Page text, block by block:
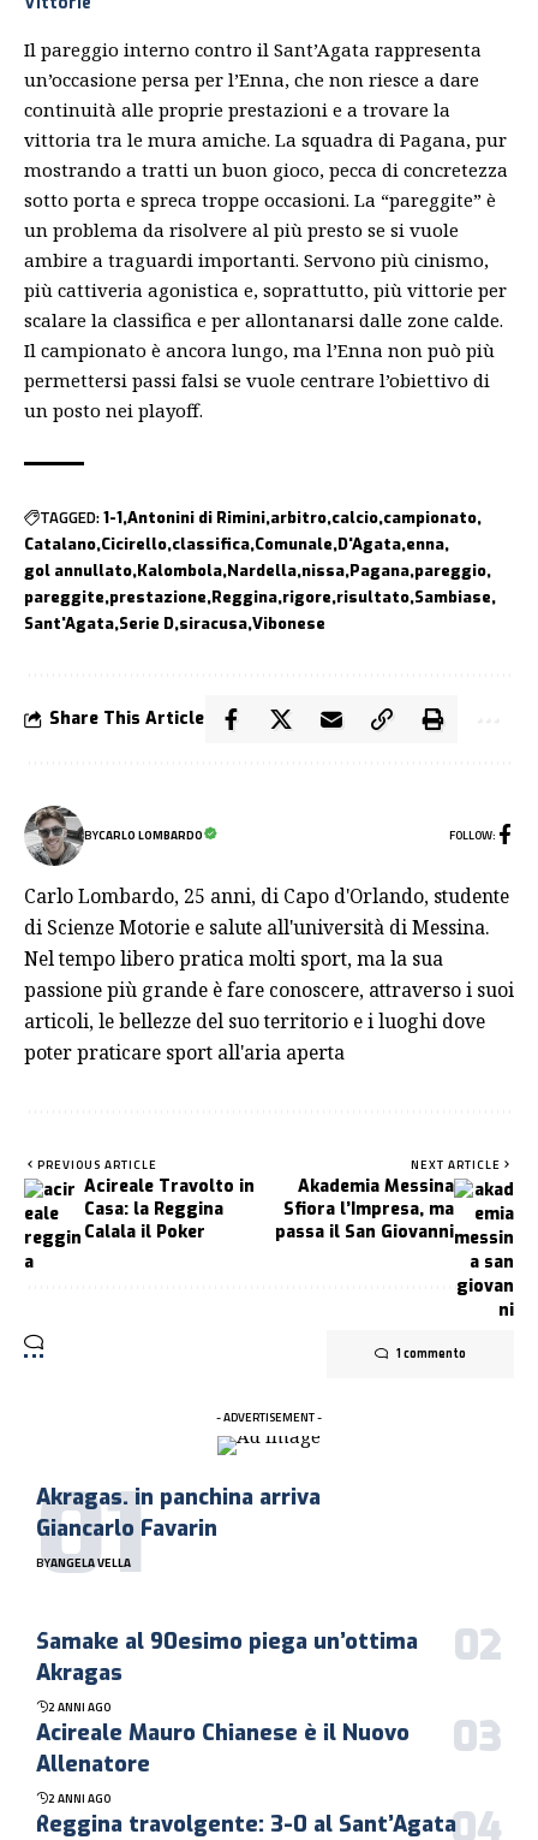
Il pareggio interno contro il Sant’Agata rappresenta
un’occasione persa per l’Enna, che non riesce a dare
continuità alle proprie prestazioni e a trovare la
vittoria tra le mura amiche. La squadra di Pagana, pur
mostrando a tratti un buon gioco, pecca di concretezza
sotto porta e spreca troppe occasioni. La “pareggite” è
un problema da risolvere al più presto se si vuole
ambire a traguardi importanti. Servono più cinismo,
più cattiveria agonistica e, soprattutto, più vittorie per
scalare la classifica e per allontanarsi dalle zone calde.
Il campionato è ancora lungo, ma l’Enna non può più
permettersi passi falsi se vuole centrare l’obiettivo di
un posto nei playoff.
TAGGED:1-1 Antonini di Rimini arbitro calcio campionato
Catalano Cicirello classifica Comunale D'Agata enna
gol annullato Kalombola Nardella nissa Pagana pareggio
pareggite prestazione Reggina rigore risultato Sambiase
Sant'Agata Serie D siracusa Vibonese
Share This Article
BYCARLO LOMBARDO FOLLOW:
Carlo Lombardo, 25 anni, di Capo d'Orlando, studente
di Scienze Motorie e salute all'università di Messina.
Nel tempo libero pratica molti sport, ma la sua
passione più grande è fare conoscere, attraverso i suoi
articoli, le bellezze del suo territorio e i luoghi dove
poter praticare sport all'aria aperta
PREVIOUS ARTICLE
Acireale Travolto in
Casa: la Reggina
Calala il Poker
NEXT ARTICLE
Akademia Messina
Sfiora l’Impresa, ma
passa il San Giovanni
1 commento
- ADVERTISEMENT -
Akragas. in panchina arriva
Giancarlo Favarin
BYANGELA VELLA
Samake al 90esimo piega un’ottima
Akragas
2 ANNI AGO
Acireale Mauro Chianese è il Nuovo
Allenatore
2 ANNI AGO
Reggina travolgente: 3-0 al Sant’Agata